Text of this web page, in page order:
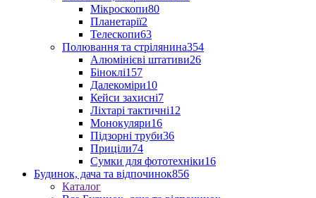
Мікроскопи80
Планетарії2
Телескопи63
Полювання та стрілянина354
Алюмінієві штативи26
Біноклі157
Далекоміри10
Кейси захисні7
Ліхтарі тактичні12
Монокуляри16
Підзорні труби36
Приціли74
Сумки для фототехніки16
Будинок, дача та відпочинок856
Каталог